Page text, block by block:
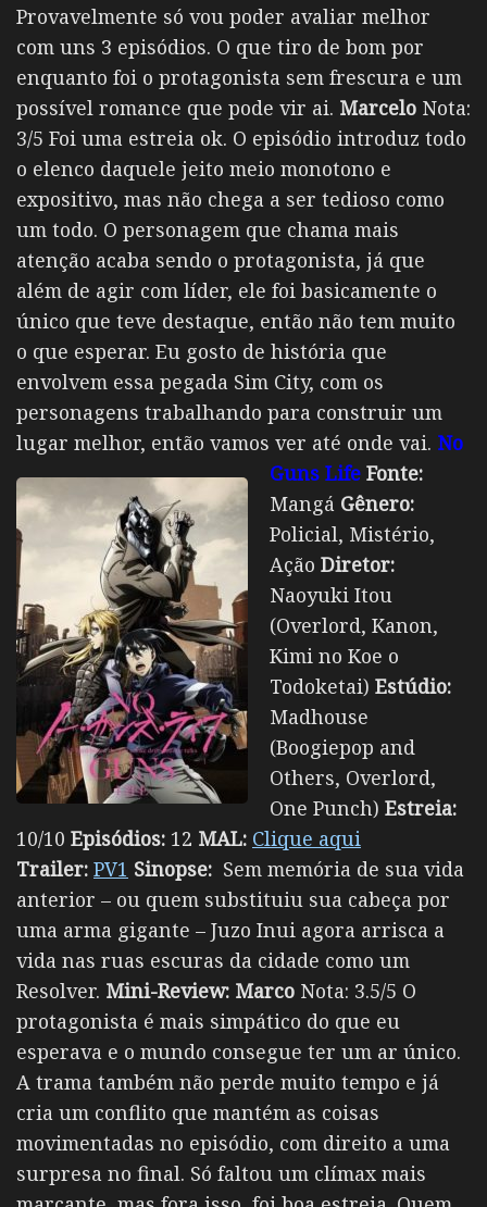
Provavelmente só vou poder avaliar melhor
com uns 3 episódios. O que tiro de bom por
enquanto foi o protagonista sem frescura e um
possível romance que pode vir ai. Marcelo Nota:
3/5 Foi uma estreia ok. O episódio introduz todo
o elenco daquele jeito meio monotono e
expositivo, mas não chega a ser tedioso como
um todo. O personagem que chama mais
atenção acaba sendo o protagonista, já que
além de agir com líder, ele foi basicamente o
único que teve destaque, então não tem muito
o que esperar. Eu gosto de história que
envolvem essa pegada Sim City, com os
personagens trabalhando para construir um
lugar melhor, então vamos ver até onde vai. No
Guns Life Fonte:
Mangá Gênero:
Policial, Mistério,
Ação Diretor:
Naoyuki Itou
(Overlord, Kanon,
Kimi no Koe o
Todoketai) Estúdio:
Madhouse
(Boogiepop and
Others, Overlord,
One Punch) Estreia:
10/10 Episódios: 12 MAL: Clique aqui
Trailer: PV1 Sinopse: Sem memória de sua vida
anterior – ou quem substituiu sua cabeça por
uma arma gigante – Juzo Inui agora arrisca a
vida nas ruas escuras da cidade como um
Resolver. Mini-Review: Marco Nota: 3.5/5 O
protagonista é mais simpático do que eu
esperava e o mundo consegue ter um ar único.
A trama também não perde muito tempo e já
cria um conflito que mantém as coisas
movimentadas no episódio, com direito a uma
surpresa no final. Só faltou um clímax mais